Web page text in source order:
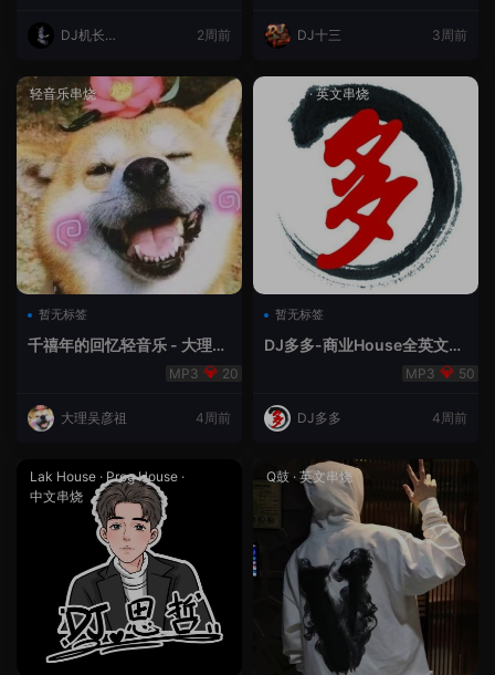
DJ机长云
2周前 DJ十三 3周前
轻音乐串烧
暂无标签
千禧年的回忆轻音乐 - 大理吴
20
大理吴彦祖 4周前
House·英文串烧
暂无标签
DJ多多-商业House全英文经
50
DJ多多 4周前
Lak House · Prog House ·
中文串烧
Q鼓 · 英文串烧